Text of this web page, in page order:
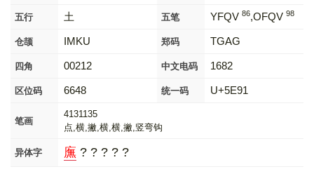
五行 土 五笔 YFQV 86,OFQV 98
仓颉 IMKU 郑码 TGAG
四角 00212 中文电码 1682
区位码 6648 统一码 U+5E91
笔画
4131135
点,横,撇,横,横,撇,竖弯钩
异体字 廡 ? ? ? ? ?